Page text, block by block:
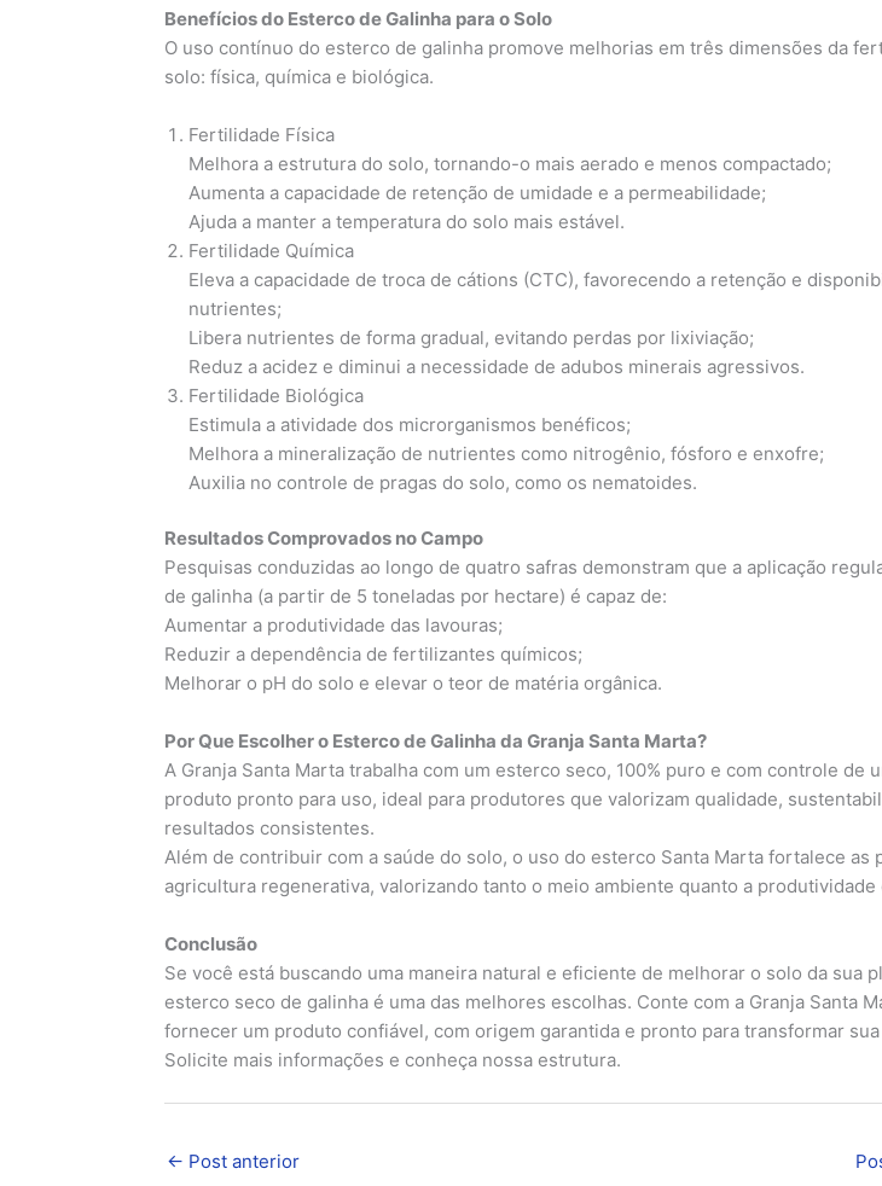
Benefícios do Esterco de Galinha para o Solo
O uso contínuo do esterco de galinha promove melhorias em três dimensões da
solo: física, química e biológica.
Fertilidade Física
Melhora a estrutura do solo, tornando-o mais aerado e menos compactado;
Aumenta a capacidade de retenção de umidade e a permeabilidade;
Ajuda a manter a temperatura do solo mais estável.
Fertilidade Química
Eleva a capacidade de troca de cátions (CTC), favorecendo a retenção e
nutrientes;
Libera nutrientes de forma gradual, evitando perdas por lixiviação;
Reduz a acidez e diminui a necessidade de adubos minerais agressivos.
Fertilidade Biológica
Estimula a atividade dos microrganismos benéficos;
Melhora a mineralização de nutrientes como nitrogênio, fósforo e enxofre;
Auxilia no controle de pragas do solo, como os nematoides.
Resultados Comprovados no Campo
Pesquisas conduzidas ao longo de quatro safras demonstram que a aplicação
de galinha (a partir de 5 toneladas por hectare) é capaz de:
Aumentar a produtividade das lavouras;
Reduzir a dependência de fertilizantes químicos;
Melhorar o pH do solo e elevar o teor de matéria orgânica.
Por Que Escolher o Esterco de Galinha da Granja Santa Marta?
A Granja Santa Marta trabalha com um esterco seco, 100% puro e com controle de
produto pronto para uso, ideal para produtores que valorizam qualidade,
resultados consistentes.
Além de contribuir com a saúde do solo, o uso do esterco Santa Marta fortalece as
agricultura regenerativa, valorizando tanto o meio ambiente quanto a produtividade
Conclusão
Se você está buscando uma maneira natural e eficiente de melhorar o solo da sua
esterco seco de galinha é uma das melhores escolhas. Conte com a Granja Santa
fornecer um produto confiável, com origem garantida e pronto para transformar
Solicite mais informações e conheça nossa estrutura.
← Post anterior